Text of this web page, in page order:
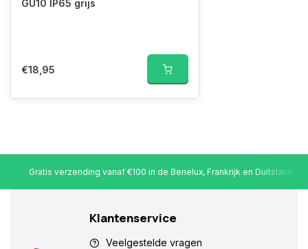
GU10 IP65 grijs
€18,95
Gratis verzending vanaf €100 in de Benelux, Frankrijk en Duitsland
Klantenservice
Veelgestelde vragen